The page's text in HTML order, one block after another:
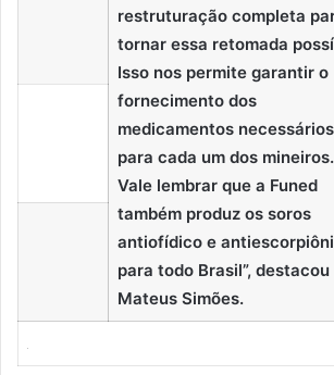
restruturação completa
tornar essa retomada
Isso nos permite garantir o
fornecimento dos
medicamentos necessários
para cada um dos mineiros.
Vale lembrar que a Funed
também produz os soros
antiofídico e
para todo Brasil”, destacou
Mateus Simões.